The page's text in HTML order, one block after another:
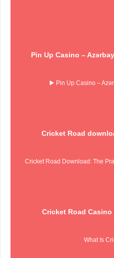
Pin Up Casino –
Pin Up Casino –
Cricket Road
Cricket Road Download: The
Cricket Road
What Is